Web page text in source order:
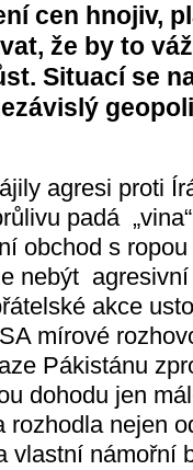
cen hnojiv,
že by to
Situací se
agresi proti
padá
obchod s
nebýt
akce
mírové
Pákistánu
dohodu jen
rozhodla nejen
vlastní námořní